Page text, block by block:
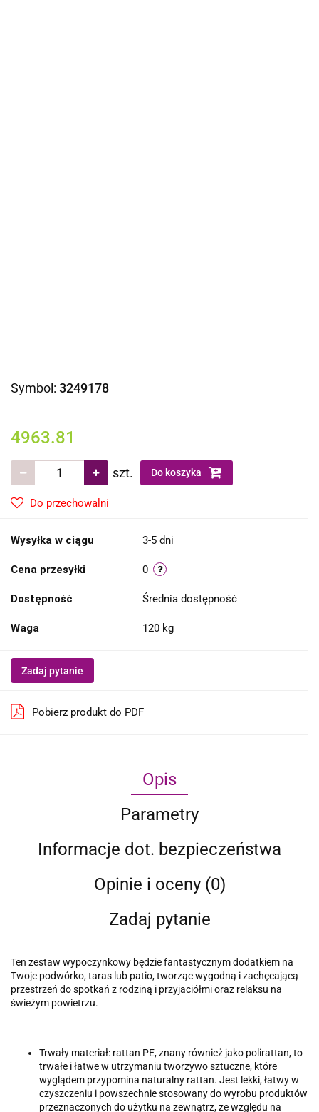
Symbol: 3249178
4963.81
szt. Do koszyka
Do przechowalni
Wysyłka w ciągu 3-5 dni
Cena przesyłki 0
Dostępność Średnia dostępność
Waga 120 kg
Zadaj pytanie
Pobierz produkt do PDF
Opis
Parametry
Informacje dot. bezpieczeństwa
Opinie i oceny (0)
Zadaj pytanie
Ten zestaw wypoczynkowy będzie fantastycznym dodatkiem na
Twoje podwórko, taras lub patio, tworząc wygodną i zachęcającą
przestrzeń do spotkań z rodziną i przyjaciółmi oraz relaksu na
świeżym powietrzu.
Trwały materiał: rattan PE, znany również jako polirattan, to
trwałe i łatwe w utrzymaniu tworzywo sztuczne, które
wyglądem przypomina naturalny rattan. Jest lekki, łatwy w
czyszczeniu i powszechnie stosowany do wyrobu produktów
przeznaczonych do użytku na zewnątrz, ze względu na